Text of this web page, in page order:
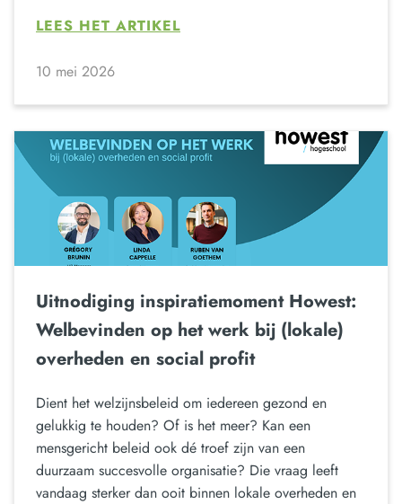
LEES HET ARTIKEL
10 mei 2026
Uitnodiging inspiratiemoment Howest:
Welbevinden op het werk bij (lokale)
overheden en social profit
Dient het welzijnsbeleid om iedereen gezond en
gelukkig te houden? Of is het meer? Kan een
mensgericht beleid ook dé troef zijn van een
duurzaam succesvolle organisatie? Die vraag leeft
vandaag sterker dan ooit binnen lokale overheden en